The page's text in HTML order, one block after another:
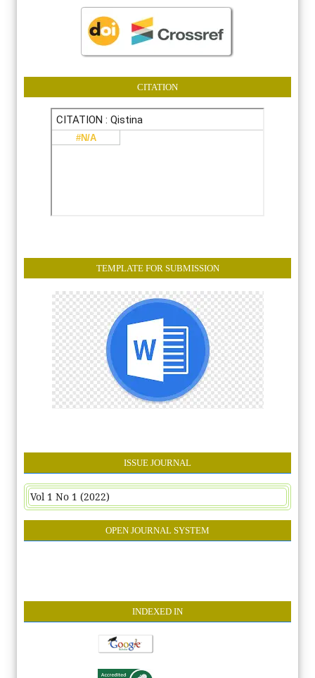
CITATION
TEMPLATE FOR SUBMISSION
ISSUE JOURNAL
Vol 1 No 1 (2022)
OPEN JOURNAL SYSTEM
INDEXED IN